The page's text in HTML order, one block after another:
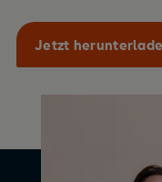
Jetzt